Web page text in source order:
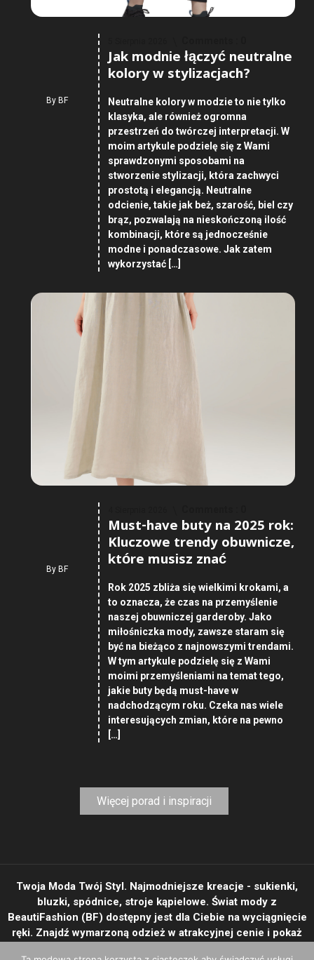
ByBF
Jak modnie łączyć neutralne
kolory w stylizacjach?
Neutralne kolory w modzie to nie tylko
klasyka, ale również ogromna
przestrzeń do twórczej interpretacji. W
moim artykule podzielę się z Wami
sprawdzonymi sposobami na
stworzenie stylizacji, która zachwyci
prostotą i elegancją. Neutralne
odcienie, takie jak beż, szarość, biel czy
brąz, pozwalają na nieskończoną ilość
kombinacji, które są jednocześnie
modne i ponadczasowe. Jak zatem
wykorzystać […]
ByBF
Must-have buty na 2025 rok:
Kluczowe trendy obuwnicze,
które musisz znać
Rok 2025 zbliża się wielkimi krokami, a
to oznacza, że czas na przemyślenie
naszej obuwniczej garderoby. Jako
miłośniczka mody, zawsze staram się
być na bieżąco z najnowszymi trendami.
W tym artykule podzielę się z Wami
moimi przemyśleniami na temat tego,
jakie buty będą must-have w
nadchodzącym roku. Czeka nas wiele
interesujących zmian, które na pewno
[…]
Więcej porad i inspiracji
Twoja Moda Twój Styl. Najmodniejsze kreacje - sukienki,
bluzki, spódnice, stroje kąpielowe. Świat mody z
BeautiFashion (BF) dostępny jest dla Ciebie na wyciągnięcie
ręki. Znajdź wymarzoną odzież w atrakcyjnej cenie i pokaż